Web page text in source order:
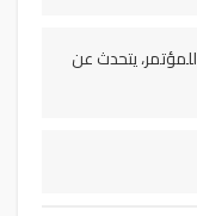
يتحدث عن